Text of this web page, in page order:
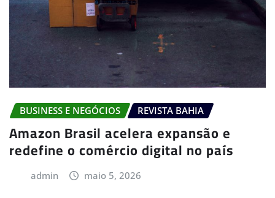
BUSINESS E NEGÓCIOS REVISTA BAHIA
Amazon Brasil acelera expansão e
redefine o comércio digital no país
admin maio 5, 2026